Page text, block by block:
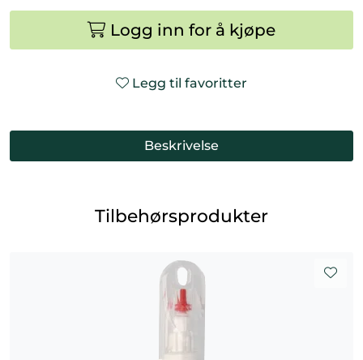
Logg inn for å kjøpe
Legg til favoritter
Beskrivelse
Tilbehørsprodukter